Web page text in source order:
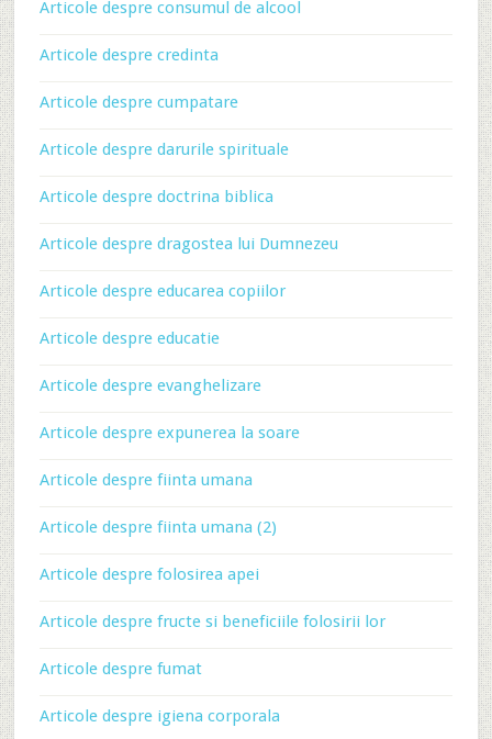
Articole despre consumul de alcool
Articole despre credinta
Articole despre cumpatare
Articole despre darurile spirituale
Articole despre doctrina biblica
Articole despre dragostea lui Dumnezeu
Articole despre educarea copiilor
Articole despre educatie
Articole despre evanghelizare
Articole despre expunerea la soare
Articole despre fiinta umana
Articole despre fiinta umana (2)
Articole despre folosirea apei
Articole despre fructe si beneficiile folosirii lor
Articole despre fumat
Articole despre igiena corporala